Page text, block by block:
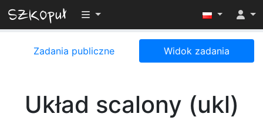
Przełącz widoczność menu
Zadania publiczne Widok zadania
Układ scalony (ukl)